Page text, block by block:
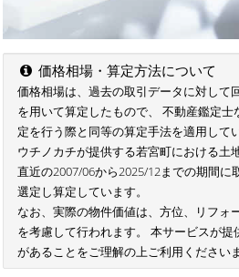
価格相場・算定方法について
価格相場は、過去の取引データに対して
を用いて算定したもので、 不動産鑑定
定を行う際と同等の算定手法を適用してい
ウチノカチが提供する若宮町における土
直近の2007/06から2025/12までの期間に
選定し算定しています。
なお、実際の物件価値は、方位、リフォ
を考慮して行われます。 本サービスが
があることをご理解の上ご利用ください